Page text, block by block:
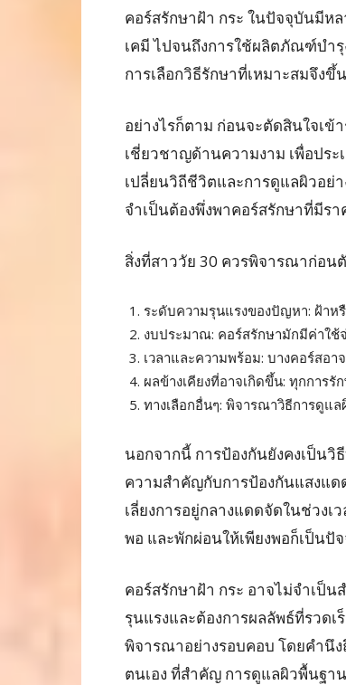
คอร์สรักษาฝ้า กระ ในปัจจุบันมีห
เคมี ไปจนถึงการใช้ผลิตภัณฑ์บำ
การเลือกวิธีรักษาที่เหมาะสมจึง
อย่างไรก็ตาม ก่อนจะตัดสินใจเ
เชี่ยวชาญด้านความงาม เพื่อปร
เปลี่ยนวิถีชีวิตและการดูแลผิวอย่
จำเป็นต้องพึ่งพาคอร์สรักษาที่มีรา
สิ่งที่สาววัย 30 ควรพิจารณาก่อน
ระดับความรุนแรงของปัญหา: ฝ้าห
งบประมาณ: คอร์สรักษามักมีค่าใช้
เวลาและความพร้อม: บางคอร์สอ
ผลข้างเคียงที่อาจเกิดขึ้น: ทุกการ
ทางเลือกอื่นๆ: พิจารณาวิธีการดู
นอกจากนี้ การป้องกันยังคงเป็น
ความสำคัญกับการป้องกันแสงแด
เลี่ยงการอยู่กลางแดดจัดในช่วง
พอ และพักผ่อนให้เพียงพอก็เป็น
คอร์สรักษาฝ้า กระ อาจไม่จำเป็
รุนแรงและต้องการผลลัพธ์ที่รวด
พิจารณาอย่างรอบคอบ โดยคำนึ
ตนเอง ที่สำคัญ การดูแลผิวพื้นฐา